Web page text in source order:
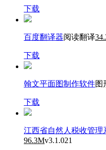
下载
百度翻译器阅读翻译
下载
翰文平面图制作软件图
下载
江西省自然人税收管理
96.3Mv3.1.021